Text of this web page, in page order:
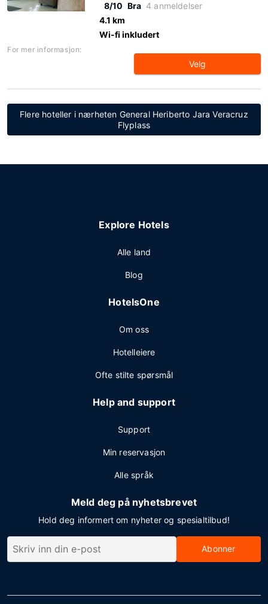
8/10 Bra 4 anmeldelser
4.1 km
Wi-fi inkludert
For mer informasjon:
Velg
Flere hoteller i nærheten General Heriberto Jara Veracruz
Flyplass
Explore Hotels
Alle land
Blog
HotelsOne
Om oss
Hotelleiere
Ofte stilte spørsmål
Help and support
Support
Min reservasjon
Alle språk
Meld deg på nyhetsbrevet
Hold deg informert om nyheter og spesialtilbud!
Abonner